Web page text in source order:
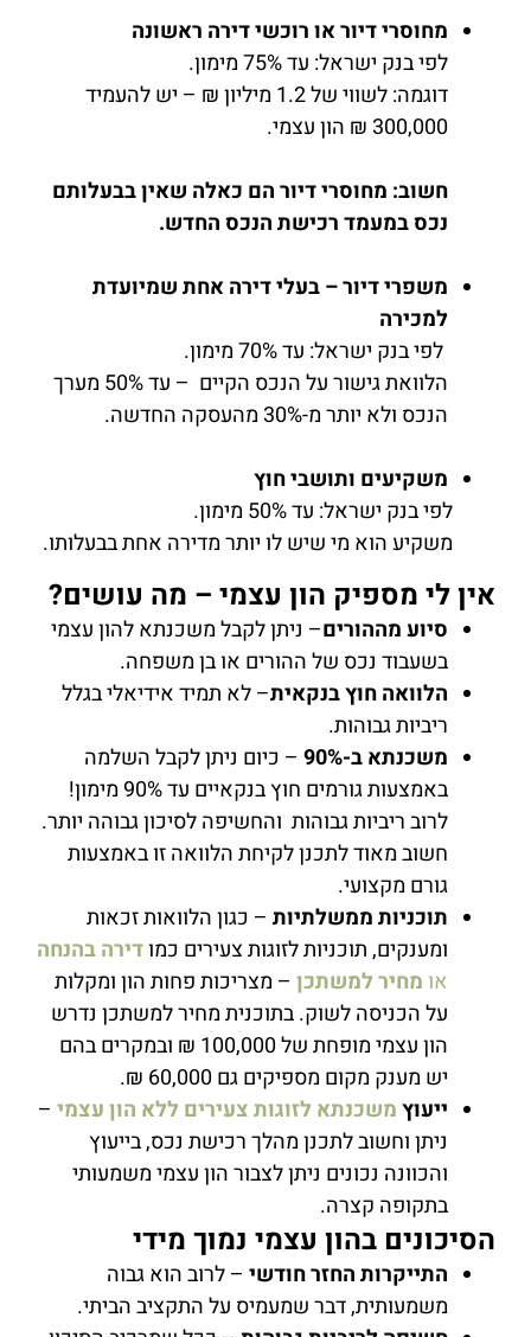
מחוסרי דיור או רוכשי דירה ראשונה
לפי בנק ישראל: עד 75% מימון.
דוגמה: לשווי של 1.2 מיליון ₪ – יש להעמיד
300,000 ₪ הון עצמי.
חשוב: מחוסרי דיור הם כאלה שאין בבעלותם
נכס במעמד רכישת הנכס החדש.
משפרי דיור – בעלי דירה אחת שמיועדת
למכירה
לפי בנק ישראל: עד 70% מימון.
הלוואת גישור על הנכס הקיים – עד 50% מערך
הנכס ולא יותר מ-30% מהעסקה החדשה.️
משקיעים ותושבי חוץ
לפי בנק ישראל: עד 50% מימון.
משקיע הוא מי שיש לו יותר מדירה אחת בבעלותו.
אין לי מספיק הון עצמי – מה עושים?
סיוע מההורים– ניתן לקבל משכנתא להון עצמי
בשעבוד נכס של ההורים או בן משפחה.
הלוואה חוץ בנקאית– לא תמיד אידיאלי בגלל
ריביות גבוהות.
משכנתא ב-90%
– כיום ניתן לקבל השלמה
באמצעות גורמים חוץ בנקאיים עד 90% מימון!
לרוב ריביות גבוהות והחשיפה לסיכון גבוהה יותר.
חשוב מאוד לתכנן לקיחת הלוואה זו באמצעות
גורם מקצועי.
תוכניות ממשלתיות– כגון הלוואות זכאות
ומענקים, תוכניות לזוגות צעירים כמודירה בהנחה
או מחיר למשתכן– מצריכות פחות הון ומקלות
על הכניסה לשוק. בתוכנית מחיר למשתכן נדרש
הון עצמי מופחת של 100,000 ₪ ובמקרים בהם
יש מענק מקום מספיקים גם 60,000 ₪.
ייעוץמשכנתא לזוגות צעירים ללא הון עצמי–
ניתן וחשוב לתכנן מהלך רכישת נכס, בייעוץ
והכוונה נכונים ניתן לצבור הון עצמי משמעותי
בתקופה קצרה.
הסיכונים בהון עצמי נמוך מידי
התייקרות החזר חודשי– לרוב הוא גבוה
משמעותית, דבר שמעמיס על התקציב הביתי.